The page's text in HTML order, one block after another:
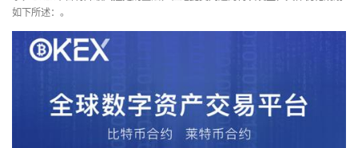
如下所述：。